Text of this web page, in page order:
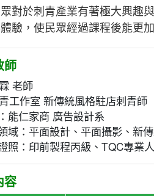
對於刺青產業有著極大興趣
驗，使民眾經過課程後能更
師
老師
工作室 新傳統風格駐店刺青師
能仁家商 廣告設計系
域：平面設計、平面攝影、新
照：印前製程丙級、TQC專業
容